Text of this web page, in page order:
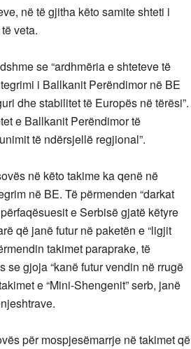
në të gjitha këto samite shteti i
veta.
se “ardhmëria e shteteve të
i Ballkanit Perëndimor në BE
dhe stabilitet të Europës në tërësi”.
e Ballkanit Perëndimor të
të ndërsjellë regjional”.
në këto takime ka qenë në
në BE. Të përmenden “darkat
e Serbisë gjatë këtyre
që janë futur në paketën e “ligjit
takimet paraprake, të
gjoja “kanë futur vendin në rrugë
e “Mini-Shengenit” serb, janë
për mospjesëmarrje në takimet që